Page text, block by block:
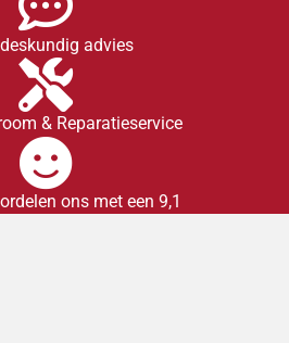
advies
& Reparatieservice
ons met een 9,1